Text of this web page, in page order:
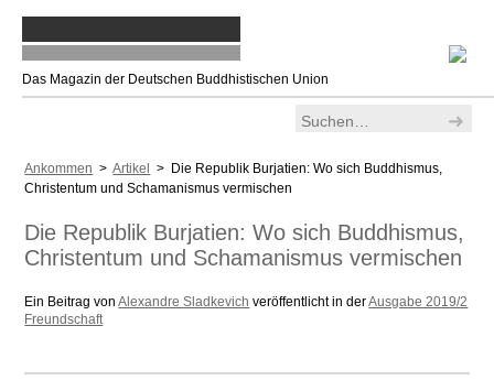
Das Magazin der Deutschen Buddhistischen Union
Ankommen >Artikel > Die Republik Burjatien: Wo sich Buddhismus,
Christentum und Schamanismus vermischen
Die Republik Burjatien: Wo sich Buddhismus,
Christentum und Schamanismus vermischen
Ein Beitrag vonAlexandre Sladkevich veröffentlicht in derAusgabe 2019/2
Freundschaft